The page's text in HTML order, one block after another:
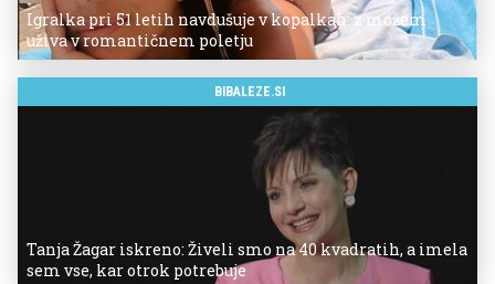
Igralka pri 51 letih navdušuje v kopalkah: z možem
uživa v romantičnem poletju
BIBALEZE.SI
Tanja Žagar iskreno: Živeli smo na 40 kvadratih, a imela
sem vse, kar otrok potrebuje